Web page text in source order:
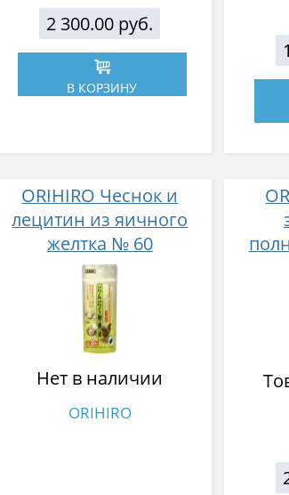
2 300.00 руб.
В КОРЗИНУ
ORIHIRO Чеснок и
лецитин из яичного
желтка № 60
Нет в наличии
ORIHIRO